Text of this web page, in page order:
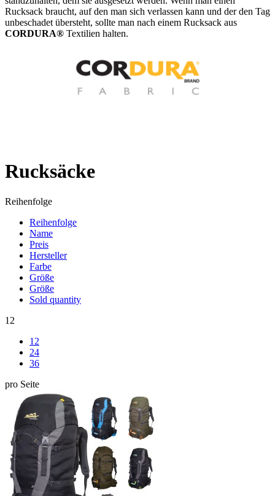
Rucksack braucht, auf den man sich verlassen kann und der den Tag
unbeschadet übersteht, sollte man nach einem Rucksack aus
CORDURA® Textilien halten.
Rucksäcke
Reihenfolge
Reihenfolge
Name
Preis
Hersteller
Farbe
Größe
Größe
Sold quantity
12
12
24
36
pro Seite